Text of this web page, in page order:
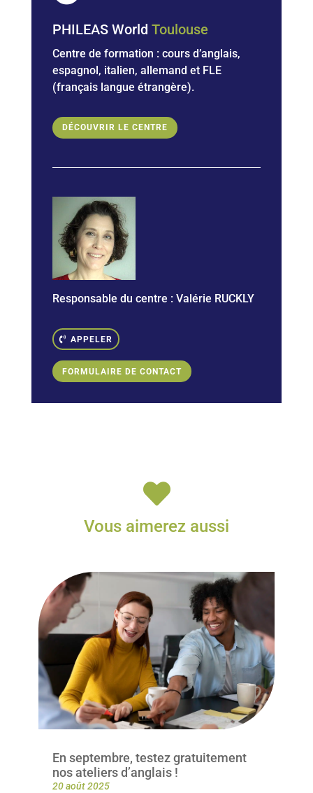
PHILEAS World Toulouse
Centre de formation : cours d’anglais,
espagnol, italien, allemand et FLE
(français langue étrangère).
DÉCOUVRIR LE CENTRE
Responsable du centre : Valérie RUCKLY
APPELER
FORMULAIRE DE CONTACT

Vous aimerez aussi
En septembre, testez gratuitement
nos ateliers d’anglais !
20 août 2025